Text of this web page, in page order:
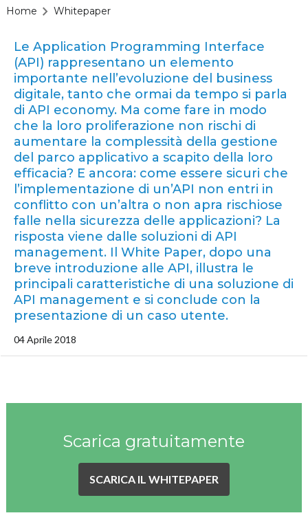
Home Whitepaper
Le Application Programming Interface
(API) rappresentano un elemento
importante nell’evoluzione del business
digitale, tanto che ormai da tempo si parla
di API economy. Ma come fare in modo
che la loro proliferazione non rischi di
aumentare la complessità della gestione
del parco applicativo a scapito della loro
efficacia? E ancora: come essere sicuri che
l’implementazione di un’API non entri in
conflitto con un’altra o non apra rischiose
falle nella sicurezza delle applicazioni? La
risposta viene dalle soluzioni di API
management. Il White Paper, dopo una
breve introduzione alle API, illustra le
principali caratteristiche di una soluzione di
API management e si conclude con la
presentazione di un caso utente.
04 Aprile 2018
Scarica gratuitamente
SCARICA IL WHITEPAPER